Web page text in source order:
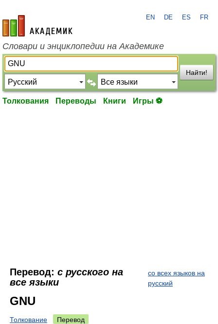
academic.ru
EN DE ES FR
Словари и энциклопедии на Академике
Найти!
Толкования Переводы Книги Игры ⚽
Перевод: с русского на
все языки
со всех языков на
русский
GNU
Толкование Перевод